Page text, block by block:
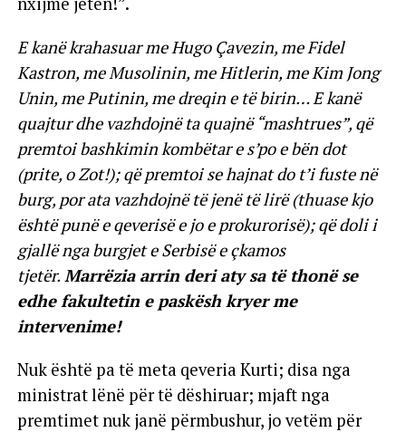
E kanë krahasuar me Hugo Çavezin, me Fidel
Kastron, me Musolinin, me Hitlerin, me Kim Jong
Unin, me Putinin, me dreqin e të birin… E kanë
quajtur dhe vazhdojnë ta quajnë “mashtrues”, që
premtoi bashkimin kombëtar e s’po e bën dot
(prite, o Zot!); që premtoi se hajnat do t’i fuste në
burg, por ata vazhdojnë të jenë të lirë (thuase kjo
është punë e qeverisë e jo e prokurorisë); që doli i
gjallë nga burgjet e Serbisë e çkamos
tjetër. Marrëzia arrin deri aty sa të thonë se
edhe fakultetin e paskësh kryer me
intervenime!
Nuk është pa të meta qeveria Kurti; disa nga
ministrat lënë për të dëshiruar; mjaft nga
premtimet nuk janë përmbushur, jo vetëm për